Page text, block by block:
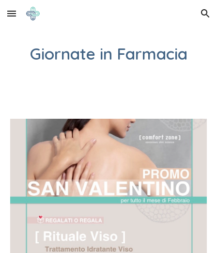
Skip to main content Skip to navigation
Giornate in Farmacia